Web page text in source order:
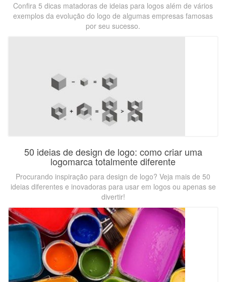
Confira 5 dicas matadoras de ideias para logos além de vários
exemplos da evolução do logo de algumas empresas famosas
por seu sucesso.
50 ideias de design de logo: como criar uma
logomarca totalmente diferente
Procurando inspiração para design de logo? Veja mais de 50
ideias diferentes e inovadoras para usar em logos ou apenas se
divertir!